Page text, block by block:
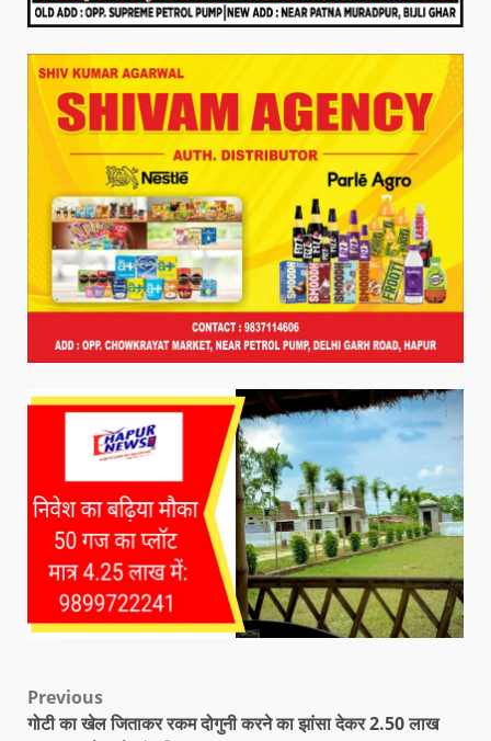
Previous
गोटी का खेल जिताकर रकम दोगुनी करने का झांसा देकर 2.50 लाख